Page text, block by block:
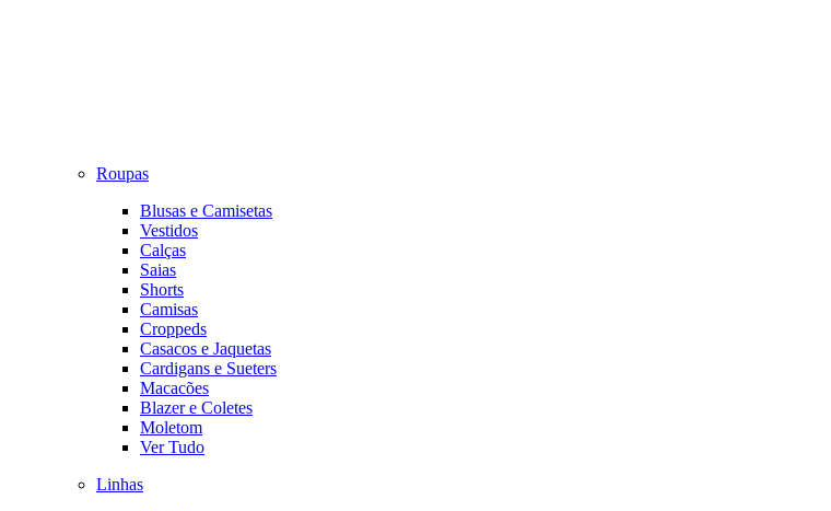
Roupas
Blusas e Camisetas
Vestidos
Calças
Saias
Shorts
Camisas
Croppeds
Casacos e Jaquetas
Cardigans e Sueters
Macacões
Blazer e Coletes
Moletom
Ver Tudo
Linhas